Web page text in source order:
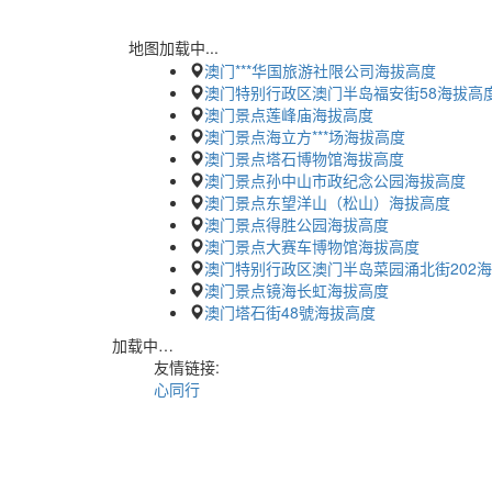
地图加载中...
澳门***华国旅游社限公司海拔高度
澳门特别行政区澳门半岛福安街58海拔高
澳门景点莲峰庙海拔高度
澳门景点海立方***场海拔高度
澳门景点塔石博物馆海拔高度
澳门景点孙中山市政纪念公园海拔高度
澳门景点东望洋山（松山）海拔高度
澳门景点得胜公园海拔高度
澳门景点大赛车博物馆海拔高度
澳门特别行政区澳门半岛菜园涌北街202
澳门景点镜海长虹海拔高度
澳门塔石街48號海拔高度
加载中…
友情链接:
心同行